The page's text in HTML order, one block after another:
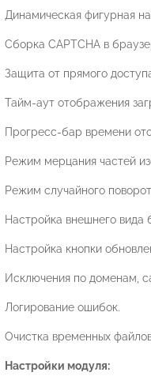
Динамическая фигурная
Сборка CAPTCHA в
Защита от прямого
Тайм-аут отображения
Прогресс-бар времени
Режим мерцания частей
Режим случайного
Настройка внешнего вида
Настройка кнопки
Исключения по доменам,
Логирование ошибок.
Очистка временных
Настройки модуля: